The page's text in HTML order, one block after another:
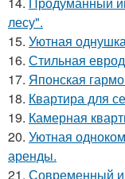
лесу".
15. Уютная
16. Стильная
17. Японская
18. Квартира для
19. Камерная
20. Уютная
аренды.
21. Современный